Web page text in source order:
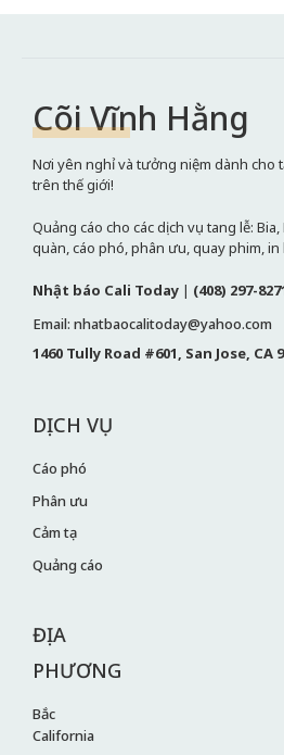
Cõi Vĩnh Hằng
Nơi yên nghỉ và tưởng niệm dành cho
trên thế giới!
Quảng cáo cho các dịch vụ tang lễ:
quàn, cáo phó, phân ưu, quay phim, in
Nhật báo Cali Today | (408) 297-
Email: nhatbaocalitoday@yahoo.com
1460 Tully Road #601, San Jose, CA
DỊCH VỤ
Cáo phó
Phân ưu
Cảm tạ
Quảng cáo
ĐỊA
PHƯƠNG
Bắc
California